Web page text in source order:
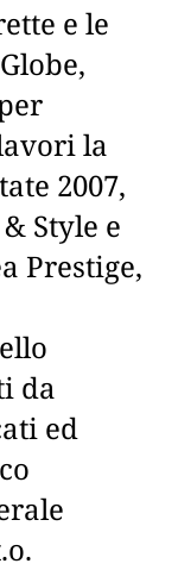
e le
la
2007,
Style e
Prestige,
da
ed